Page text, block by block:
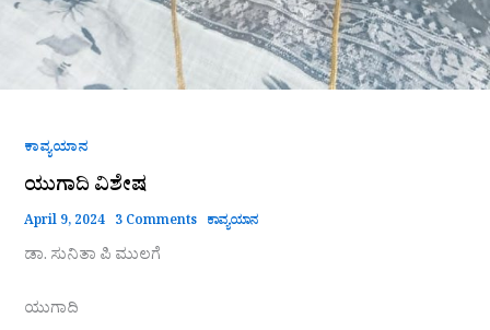
ಕಾವ್ಯಯಾನ
ಯುಗಾದಿ ವಿಶೇಷ
April 9, 2024 3 Comments ಕಾವ್ಯಯಾನ
ಡಾ. ಸುನಿತಾ ಪಿ ಮುಲಗೆ
ಯುಗಾದಿ